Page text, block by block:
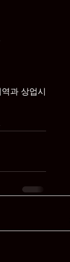
과 상업시